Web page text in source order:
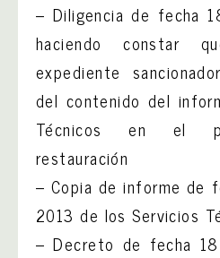
– Diligencia de fecha
haciendo constar
expediente
del contenido del
Técnicos en el
restauración
– Copia de informe de
2013 de los Servicios
– Decreto de fecha